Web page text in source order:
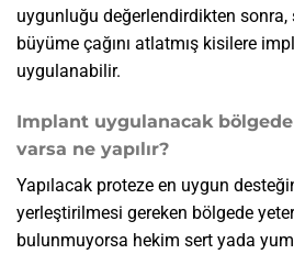
uygunluğu değerlendirdikten sonra,
büyüme çağını atlatmış kisilere
uygulanabilir.
Implant uygulanacak
varsa ne yapılır?
Yapılacak proteze en uygun
yerleştirilmesi gereken bölgede
bulunmuyorsa hekim sert yada